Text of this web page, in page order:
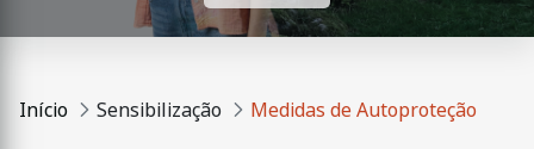
Início Sensibilização Medidas de Autoproteção